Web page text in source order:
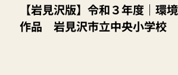
【岩見沢版】令和３年度｜環
作品 岩見沢市立中央小学校